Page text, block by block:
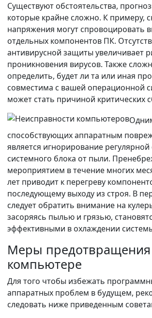
Существуют обстоятельства,
которые крайне сложно. К примеру,
напряжения могут спровоцировать
отдельных компонентов ПК.
антивирусной защиты увеличивает
проникновения вирусов. Также
определить, будет ли та или иная
совместима с вашей операционной
может стать причиной критических
способствующих аппаратным
является игнорирование регулярной
системного блока от пыли.
мероприятием в течение многих
лет приводит к перегреву
последующему выходу из строя. В
следует обратить внимание на
засоряясь пылью и грязью,
эффективными в охлаждении
Меры предотвращения
компьютере
Для того чтобы избежать
аппаратных проблем в будущем,
следовать ниже приведенным